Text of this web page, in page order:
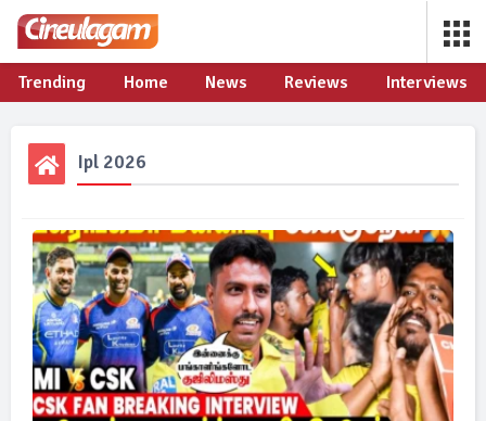
Trending Home News Reviews Interviews
Ipl 2026